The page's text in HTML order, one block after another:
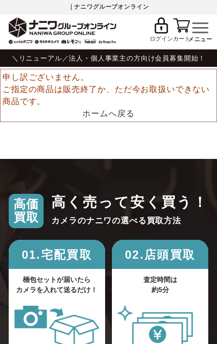
｜ナニワグループオンライン
ログインカート
＼リニューアル／法人・個人事業主の方向け会員募集開始！
申し訳ございません。
ご指定の商品は販売終了か、ただ今お取扱いできない
商品です。
ホームへ戻る
高価
買取
高く売って安く買う！
カメラのナニワの選べる買取方法
01.宅配買取
梱包セットが届いたら
カメラを入れて送るだけ！
02.店頭買取
査定時間は
約5分